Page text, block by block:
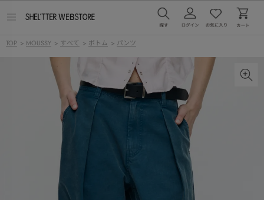
ー
TOP > MOUSSY > すべて > ボトム > パンツ